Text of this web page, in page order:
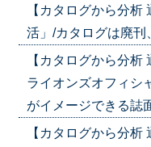
【カタログから分
活」/カタログは廃刊
【カタログから分
ライオンズオフィシ
がイメージできる誌
【カタログから分